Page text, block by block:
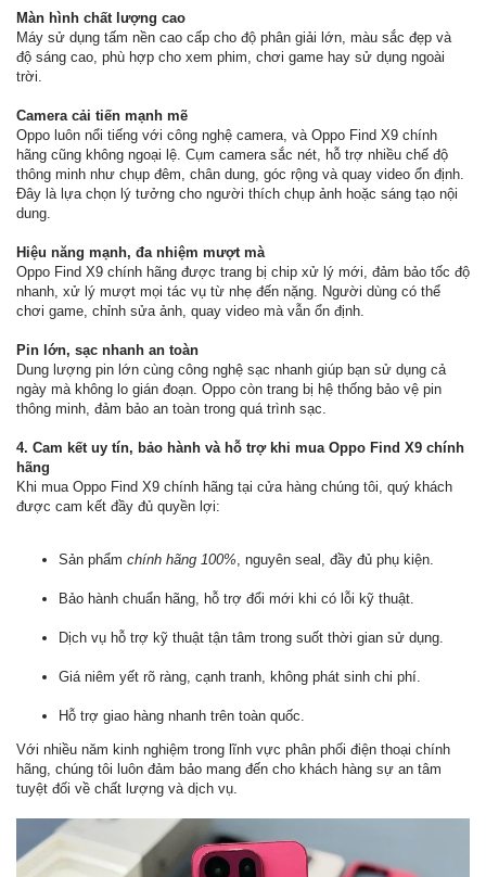
Màn hình chất lượng cao
Máy sử dụng tấm nền cao cấp cho độ phân giải lớn, màu sắc đẹp và
độ sáng cao, phù hợp cho xem phim, chơi game hay sử dụng ngoài
trời.
Camera cải tiến mạnh mẽ
Oppo luôn nổi tiếng với công nghệ camera, và Oppo Find X9 chính
hãng cũng không ngoại lệ. Cụm camera sắc nét, hỗ trợ nhiều chế độ
thông minh như chụp đêm, chân dung, góc rộng và quay video ổn định.
Đây là lựa chọn lý tưởng cho người thích chụp ảnh hoặc sáng tạo nội
dung.
Hiệu năng mạnh, đa nhiệm mượt mà
Oppo Find X9 chính hãng được trang bị chip xử lý mới, đảm bảo tốc độ
nhanh, xử lý mượt mọi tác vụ từ nhẹ đến nặng. Người dùng có thể
chơi game, chỉnh sửa ảnh, quay video mà vẫn ổn định.
Pin lớn, sạc nhanh an toàn
Dung lượng pin lớn cùng công nghệ sạc nhanh giúp bạn sử dụng cả
ngày mà không lo gián đoạn. Oppo còn trang bị hệ thống bảo vệ pin
thông minh, đảm bảo an toàn trong quá trình sạc.
4. Cam kết uy tín, bảo hành và hỗ trợ khi mua Oppo Find X9 chính
hãng
Khi mua Oppo Find X9 chính hãng tại cửa hàng chúng tôi, quý khách
được cam kết đầy đủ quyền lợi:
Sản phẩm chính hãng 100%, nguyên seal, đầy đủ phụ kiện.
Bảo hành chuẩn hãng, hỗ trợ đổi mới khi có lỗi kỹ thuật.
Dịch vụ hỗ trợ kỹ thuật tận tâm trong suốt thời gian sử dụng.
Giá niêm yết rõ ràng, cạnh tranh, không phát sinh chi phí.
Hỗ trợ giao hàng nhanh trên toàn quốc.
Với nhiều năm kinh nghiệm trong lĩnh vực phân phối điện thoại chính
hãng, chúng tôi luôn đảm bảo mang đến cho khách hàng sự an tâm
tuyệt đối về chất lượng và dịch vụ.